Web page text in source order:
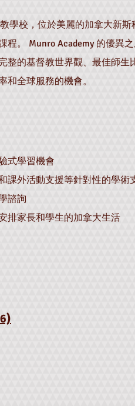
學校，位於美麗的加拿大新
程。 Munro Academy 的優異
整的基督教世界觀、最佳師生
和全球服務的機會。
式學習機會
課外活動支援等針對性的學術
諮詢
排家長和學生的加拿大生活